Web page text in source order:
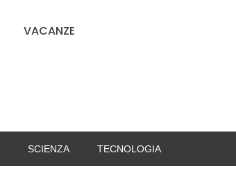
VACANZE
SCIENZA TECNOLOGIA